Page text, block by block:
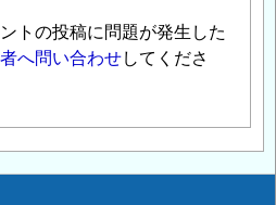
トの投稿に問題が発生した
へ問い合わせしてくださ